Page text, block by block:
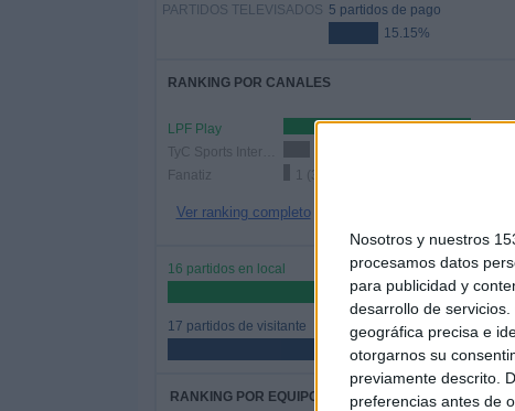
Nosotros y nuestros
procesamos datos
para publicidad y
desarrollo de servicios.
geográfica precisa e
otorgarnos su
previamente descrito.
preferencias antes de
PARTIDOS TELEVISADOS 5 partidos de pago
15.15%
RANKING POR CANALES
LPF Play
Fanatiz
1 (3.03%)
Ver ranking completo
16 partidos en local
48.48%
17 partidos de visitante
51.52%
RANKING POR EQUIPOS